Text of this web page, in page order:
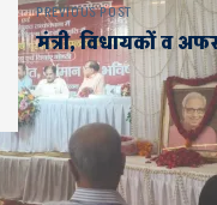
PREVIOUS POST
मंत्री, विधायकों व